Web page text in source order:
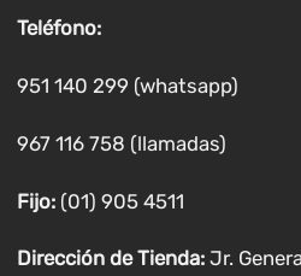
Teléfono:
951 140 299 (whatsapp)
967 116 758 (llamadas)
Fijo:(01) 905 4511
Dirección de Tienda: Jr.